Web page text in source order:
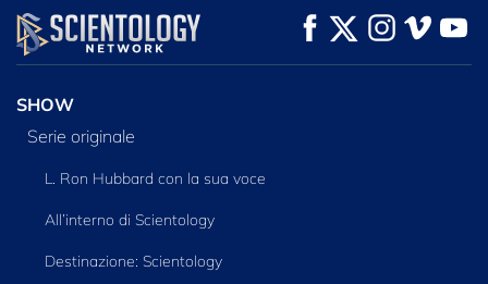
GUARDA
ESPLORA LE
SERIE
SHOW
Serie originale
L. Ron Hubbard con la sua voce
All’interno di Scientology
Destinazione: Scientology